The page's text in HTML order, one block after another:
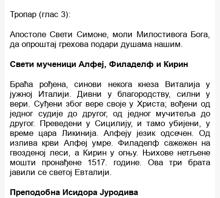
Тропар (глас 3):
Апостоле Свети Симоне, моли Милостивога Бога,
да опроштај грехова подари душама нашим.
Свети мученици Алфеј, Филаделф и Кирин
Браћа рођена, синови некога кнеза Виталија у
јужној Италији. Дивни у благородству, силни у
вери. Суђени због вере своје у Христа; вођени од
једног судије до другог, од једног мучитеља до
другог. Преведени у Сицилију, и тамо убијени, у
време цара Ликинија. Алфеју језик одсечен. Од
излива крви Алфеј умре. Филаделф сажежен на
гвозденој леси, а Кирин у огњу. Њихове нетљене
мошти пронађене 1517. године. Ова три брата
јавили се светој Евталији.
Преподобна Исидора Јуродива